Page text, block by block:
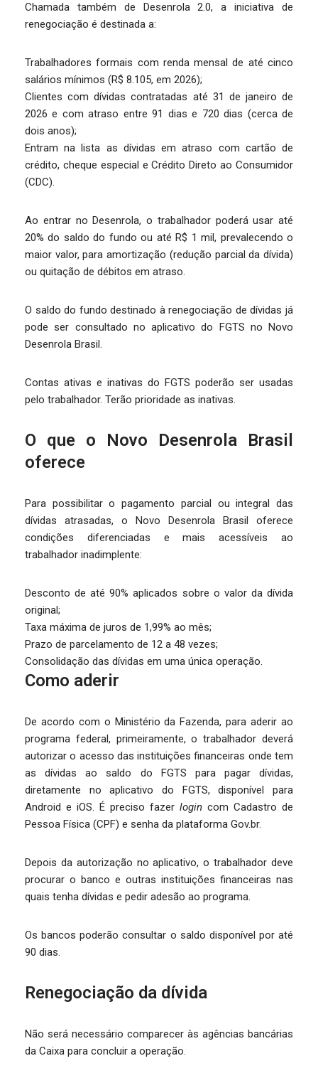
Chamada também de Desenrola 2.0, a iniciativa de
renegociação é destinada a:
Trabalhadores formais com renda mensal de até cinco
salários mínimos (R$ 8.105, em 2026);
Clientes com dívidas contratadas até 31 de janeiro de
2026 e com atraso entre 91 dias e 720 dias (cerca de
dois anos);
Entram na lista as dívidas em atraso com cartão de
crédito, cheque especial e Crédito Direto ao Consumidor
(CDC).
Ao entrar no Desenrola, o trabalhador poderá usar até
20% do saldo do fundo ou até R$ 1 mil, prevalecendo o
maior valor, para amortização (redução parcial da dívida)
ou quitação de débitos em atraso.
O saldo do fundo destinado à renegociação de dívidas já
pode ser consultado no aplicativo do FGTS no Novo
Desenrola Brasil.
Contas ativas e inativas do FGTS poderão ser usadas
pelo trabalhador. Terão prioridade as inativas.
O que o Novo Desenrola Brasil
oferece
Para possibilitar o pagamento parcial ou integral das
dívidas atrasadas, o Novo Desenrola Brasil oferece
condições diferenciadas e mais acessíveis ao
trabalhador inadimplente:
Desconto de até 90% aplicados sobre o valor da dívida
original;
Taxa máxima de juros de 1,99% ao mês;
Prazo de parcelamento de 12 a 48 vezes;
Consolidação das dívidas em uma única operação.
Como aderir
De acordo com o Ministério da Fazenda, para aderir ao
programa federal, primeiramente, o trabalhador deverá
autorizar o acesso das instituições financeiras onde tem
as dívidas ao saldo do FGTS para pagar dívidas,
diretamente no aplicativo do FGTS, disponível para
Android e iOS. É preciso fazer login com Cadastro de
Pessoa Física (CPF) e senha da plataforma Gov.br.
Depois da autorização no aplicativo, o trabalhador deve
procurar o banco e outras instituições financeiras nas
quais tenha dívidas e pedir adesão ao programa.
Os bancos poderão consultar o saldo disponível por até
90 dias.
Renegociação da dívida
Não será necessário comparecer às agências bancárias
da Caixa para concluir a operação.